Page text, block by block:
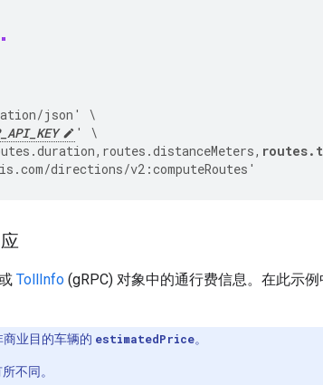
json' \
' \
directions/v2:computeRoutes'
TollInfo (gRPC) 对象中的通行费信息。在此示
商业目的车辆的 estimatedPrice。
不同。